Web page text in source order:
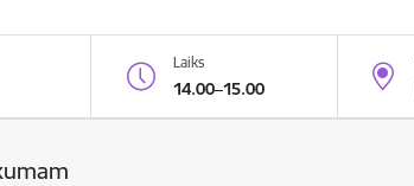
Laiks
14.00–15.00